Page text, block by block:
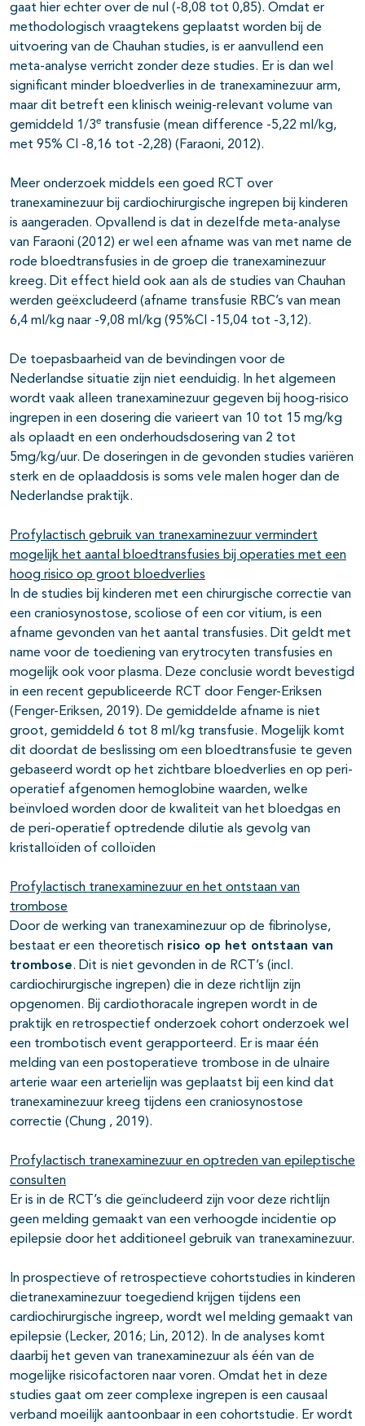
gaat hier echter over de nul (-8,08 tot 0,85). Omdat er
methodologisch vraagtekens geplaatst worden bij de
uitvoering van de Chauhan studies, is er aanvullend een
meta-analyse verricht zonder deze studies. Er is dan wel
significant minder bloedverlies in de tranexaminezuur arm,
maar dit betreft een klinisch weinig-relevant volume van
gemiddeld 1/3e transfusie (mean difference -5,22 ml/kg,
met 95% CI -8,16 tot -2,28) (Faraoni, 2012).
Meer onderzoek middels een goed RCT over
tranexaminezuur bij cardiochirurgische ingrepen bij kinderen
is aangeraden. Opvallend is dat in dezelfde meta-analyse
van Faraoni (2012) er wel een afname was van met name de
rode bloedtransfusies in de groep die tranexaminezuur
kreeg. Dit effect hield ook aan als de studies van Chauhan
werden geëxcludeerd (afname transfusie RBC’s van mean
6,4 ml/kg naar -9,08 ml/kg (95%CI -15,04 tot -3,12).
De toepasbaarheid van de bevindingen voor de
Nederlandse situatie zijn niet eenduidig. In het algemeen
wordt vaak alleen tranexaminezuur gegeven bij hoog-risico
ingrepen in een dosering die varieert van 10 tot 15 mg/kg
als oplaadt en een onderhoudsdosering van 2 tot
5mg/kg/uur. De doseringen in de gevonden studies variëren
sterk en de oplaaddosis is soms vele malen hoger dan de
Nederlandse praktijk.
Profylactisch gebruik van tranexaminezuur vermindert
mogelijk het aantal bloedtransfusies bij operaties met een
hoog risico op groot bloedverlies
In de studies bij kinderen met een chirurgische correctie van
een craniosynostose, scoliose of een cor vitium, is een
afname gevonden van het aantal transfusies. Dit geldt met
name voor de toediening van erytrocyten transfusies en
mogelijk ook voor plasma. Deze conclusie wordt bevestigd
in een recent gepubliceerde RCT door Fenger-Eriksen
(Fenger-Eriksen, 2019). De gemiddelde afname is niet
groot, gemiddeld 6 tot 8 ml/kg transfusie. Mogelijk komt
dit doordat de beslissing om een bloedtransfusie te geven
gebaseerd wordt op het zichtbare bloedverlies en op peri-
operatief afgenomen hemoglobine waarden, welke
beïnvloed worden door de kwaliteit van het bloedgas en
de peri-operatief optredende dilutie als gevolg van
kristalloïden of colloïden
Profylactisch tranexaminezuur en het ontstaan van
trombose
Door de werking van tranexaminezuur op de fibrinolyse,
bestaat er een theoretisch risico op het ontstaan van
trombose. Dit is niet gevonden in de RCT’s (incl.
cardiochirurgische ingrepen) die in deze richtlijn zijn
opgenomen. Bij cardiothoracale ingrepen wordt in de
praktijk en retrospectief onderzoek cohort onderzoek wel
een trombotisch event gerapporteerd. Er is maar één
melding van een postoperatieve trombose in de ulnaire
arterie waar een arterielijn was geplaatst bij een kind dat
tranexaminezuur kreeg tijdens een craniosynostose
correctie (Chung , 2019).
Profylactisch tranexaminezuur en optreden van epileptische
consulten
Er is in de RCT’s die geïncludeerd zijn voor deze richtlijn
geen melding gemaakt van een verhoogde incidentie op
epilepsie door het additioneel gebruik van tranexaminezuur.
In prospectieve of retrospectieve cohortstudies in kinderen
dietranexaminezuur toegediend krijgen tijdens een
cardiochirurgische ingreep, wordt wel melding gemaakt van
epilepsie (Lecker, 2016; Lin, 2012). In de analyses komt
daarbij het geven van tranexaminezuur als één van de
mogelijke risicofactoren naar voren. Omdat het in deze
studies gaat om zeer complexe ingrepen is een causaal
verband moeilijk aantoonbaar in een cohortstudie. Er wordt